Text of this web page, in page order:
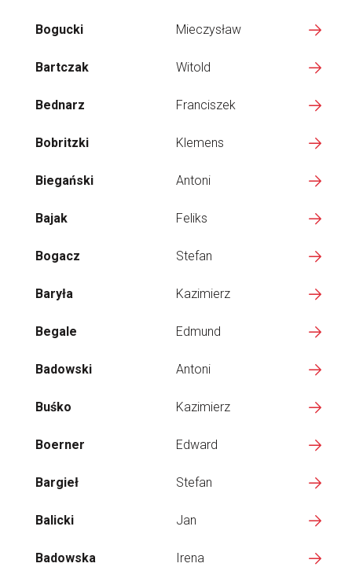
Bogucki Mieczysław
Bartczak Witold
Bednarz Franciszek
Bobritzki Klemens
Biegański Antoni
Bajak Feliks
Bogacz Stefan
Baryła Kazimierz
Begale Edmund
Badowski Antoni
Buśko Kazimierz
Boerner Edward
Bargieł Stefan
Balicki Jan
Badowska Irena